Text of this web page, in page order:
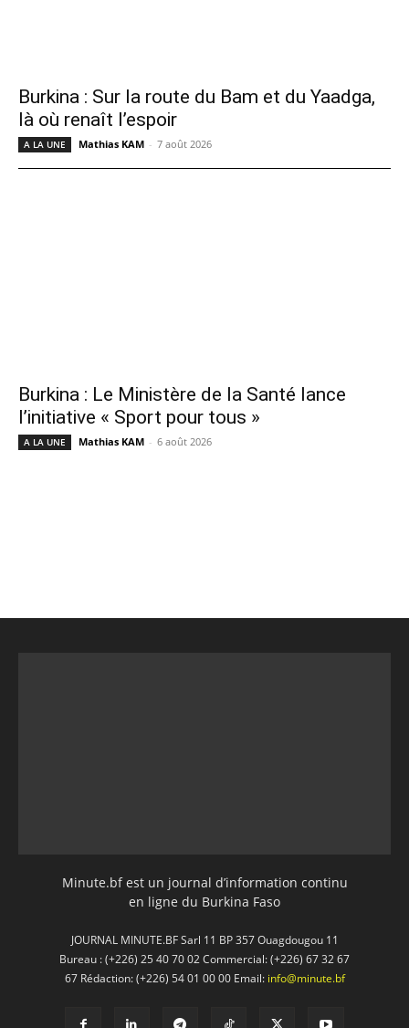
Burkina : Sur la route du Bam et du Yaadga,
là où renaît l’espoir
A LA UNE Mathias KAM - 7 août 2026
Burkina : Le Ministère de la Santé lance
l’initiative « Sport pour tous »
A LA UNE Mathias KAM - 6 août 2026
Minute.bf est un journal d’information continu
en ligne du Burkina Faso
JOURNAL MINUTE.BF Sarl 11 BP 357 Ouagdougou 11
Bureau : (+226) 25 40 70 02 Commercial: (+226) 67 32 67
67 Rédaction: (+226) 54 01 00 00 Email: info@minute.bf